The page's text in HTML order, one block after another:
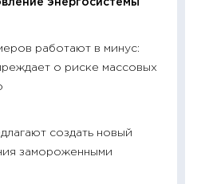
энергосистемы
работают в минус:
о риске массовых
создать новый
замороженными